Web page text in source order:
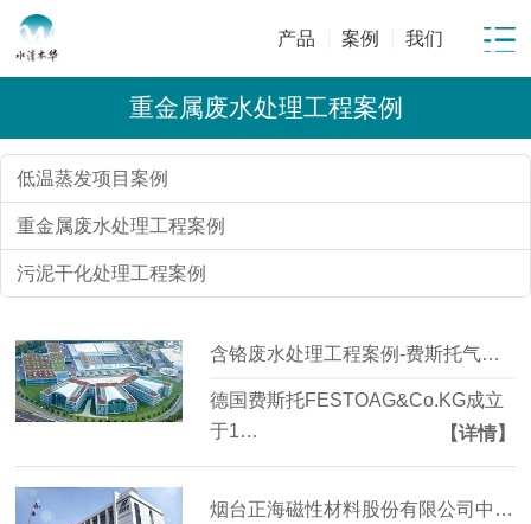
产品 案例 我们
重金属废水处理工程案例
低温蒸发项目案例
重金属废水处理工程案例
污泥干化处理工程案例
含铬废水处理工程案例-费斯托气动有限公司
德国费斯托FESTOAG&Co.KG成立
于1…
【详情】
烟台正海磁性材料股份有限公司中水回用改造工程